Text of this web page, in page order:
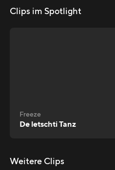
Clips im Spotlight
Freeze
De letschti Tanz
Weitere Clips